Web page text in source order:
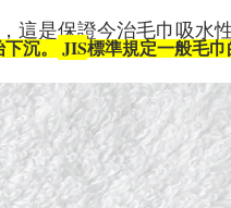
這是保證今治毛巾吸水
沉。 JIS標準規定一般毛巾